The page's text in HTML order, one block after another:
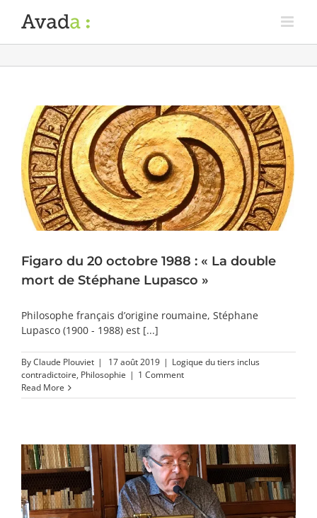
Figaro du 20 octobre 1988 : « La double
mort de Stéphane Lupasco »
Philosophe français d’origine roumaine, Stéphane
Lupasco (1900 - 1988) est [...]
ByClaude Plouviet | 17 août 2019 | Logique du tiers inclus
contradictoire, Philosophie | 1 Comment
Read More